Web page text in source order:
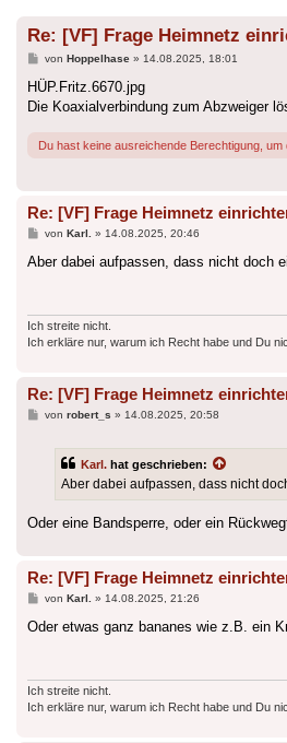
Re: [VF] Frage Heimnetz
Beitrag
von Hoppelhase» 14.08.2025, 18:01
HÜP.Fritz.6670.jpg
Die Koaxialverbindung zum Abzweiger
Du hast keine ausreichende Berechtigung,
Re: [VF] Frage Heimnetz
Beitrag
von Karl. » 14.08.2025, 20:46
Aber dabei aufpassen, dass nicht doch
Ich streite nicht.
Ich erkläre nur, warum ich Recht habe und Du
Re: [VF] Frage Heimnetz
Beitrag
von robert_s » 14.08.2025, 20:58
Karl. hat geschrieben:
Aber dabei aufpassen, dass nicht
Oder eine Bandsperre, oder ein
Re: [VF] Frage Heimnetz
Beitrag
von Karl. » 14.08.2025, 21:26
Oder etwas ganz bananes wie z.B. ein
Ich streite nicht.
Ich erkläre nur, warum ich Recht habe und Du